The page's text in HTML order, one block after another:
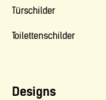
Designs
Türschilder
Toilettenschilder